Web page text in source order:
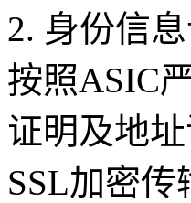
2. 身份信
按照ASIC
证明及地
SSL加密